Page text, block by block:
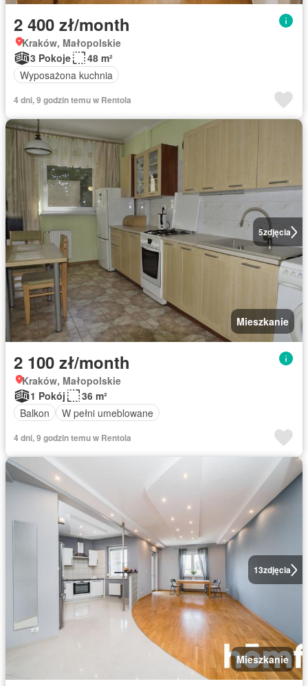
2 400 zł/month
Kraków, Małopolskie
3 Pokoje
48 m²
Wyposażona kuchnia
4 dni, 9 godzin temu w Rentola
5zdjęcia
Mieszkanie
2 100 zł/month
Kraków, Małopolskie
1 Pokój
36 m²
Balkon
W pełni umeblowane
4 dni, 9 godzin temu w Rentola
13zdjęcia
Mieszkanie